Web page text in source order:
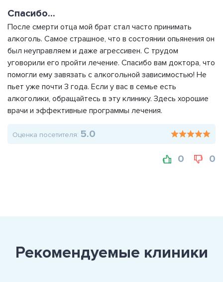
Спасибо...
После смерти отца мой брат стал часто принимать
алкоголь. Самое страшное, что в состоянии опьянения он
был неуправляем и даже агрессивен. С трудом
уговорили его пройти лечение. Спасибо вам доктора, что
помогли ему завязать с алкогольной зависимостью! Не
пьет уже почти 3 года. Если у вас в семье есть
алкоголики, обращайтесь в эту клинику. Здесь хорошие
врачи и эффективные программы лечения.
Оценка посетителя: 5.0
0 0
Рекомендуемые клиники